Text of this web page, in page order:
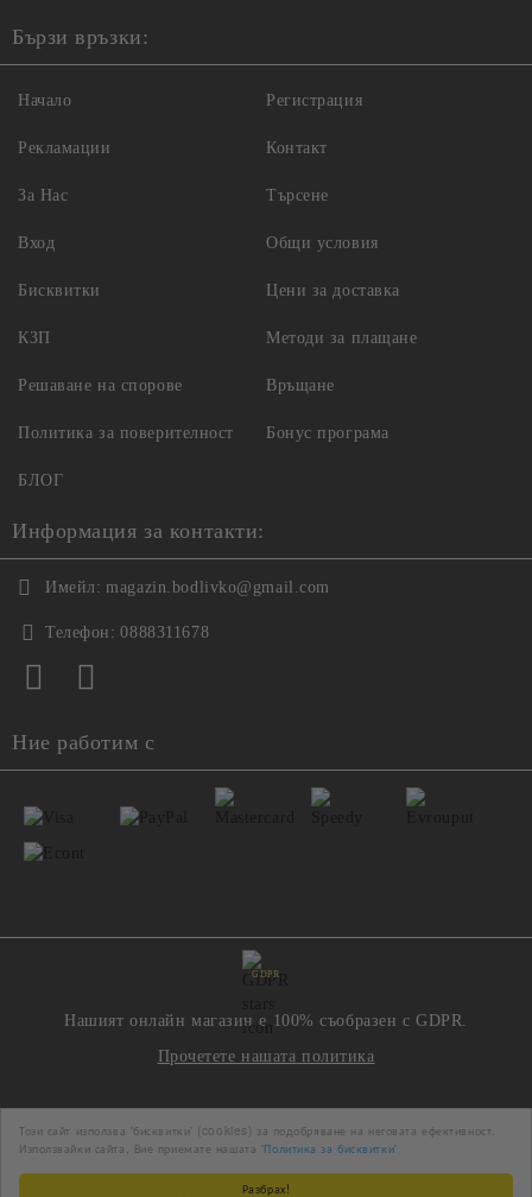
Разбрах!
Този сайт използва 'бисквитки' (cookies) за подобряване на неговата ефективност.
Използвайки сайта, Вие приемате нашата 'Политика за бисквитки'
Бързи връзки:
Начало
Рекламации
За Нас
Вход
Регистрация
Контакт
Търсене
Общи условия
Бисквитки
КЗП
Решаване на спорове
Политика за поверителност
Цени за доставка
Методи за плащане
Връщане
Бонус програма
БЛОГ
Информация за контакти:
Имейл: magazin.bodlivko@gmail.com
Телефон: 0888311678
Ние работим с
GDPR
Нашият онлайн магазин е 100% съобразен с GDPR.
Прочетете нашата политика